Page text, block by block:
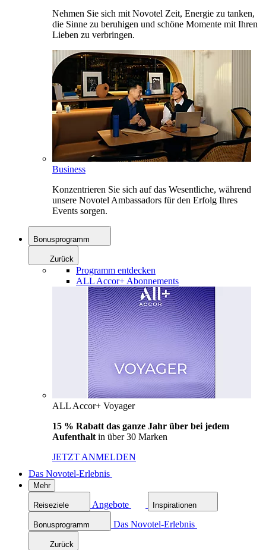
Nehmen Sie sich mit Novotel Zeit, Energie zu tanken,
die Sinne zu beruhigen und schöne Momente mit Ihren
Lieben zu verbringen.
Business
Konzentrieren Sie sich auf das Wesentliche, während
unsere Novotel Ambassadors für den Erfolg Ihres
Events sorgen.
Bonusprogramm
Zurück
Programm entdecken
ALL Accor+ Abonnements
ALL Accor+ Voyager
15 % Rabatt das ganze Jahr über bei jedem
Aufenthalt in über 30 Marken
JETZT ANMELDEN
Das Novotel-Erlebnis
Mehr
Reiseziele Angebote Inspirationen
Bonusprogramm Das Novotel-Erlebnis
Zurück